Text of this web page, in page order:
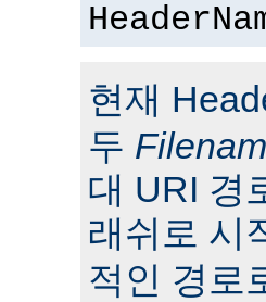
현재
두
대 URI 경
래쉬로 시
적인 경로